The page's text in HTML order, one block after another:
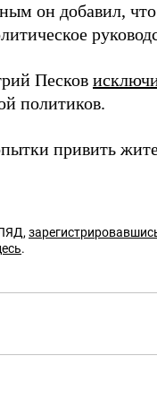
он добавил,
Песков
политиков.
привить
.